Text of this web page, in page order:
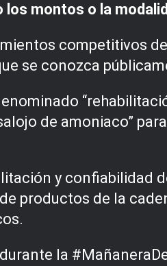
montos o la
competitivos
se conozca
de amoniaco”
y confiabilidad
productos de la
la